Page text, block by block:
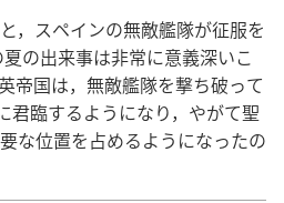
，スペインの無敵艦隊が征服を
の出来事は非常に意義深いこ
帝国は，無敵艦隊を撃ち破って
君臨するようになり，やがて聖
な位置を占めるようになったの